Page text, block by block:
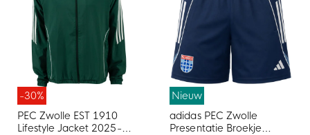
-30%
PEC Zwolle EST 1910
Lifestyle Jacket 2025-
Nieuw
adidas PEC Zwolle
Presentatie Broekje